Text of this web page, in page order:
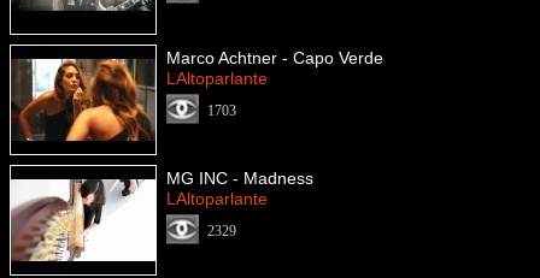
Marco Achtner - Capo Verde
LAltoparlante
1703
MG INC - Madness
LAltoparlante
2329